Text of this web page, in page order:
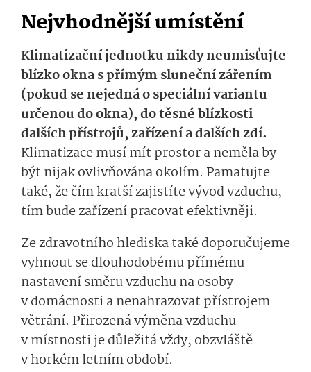
Nejvhodnější umístění
Klimatizační jednotku nikdy neumisťujte
blízko okna s přímým sluneční zářením
(pokud se nejedná o speciální variantu
určenou do okna), do těsné blízkosti
dalších přístrojů, zařízení a dalších zdí.
Klimatizace musí mít prostor a neměla by
být nijak ovlivňována okolím. Pamatujte
také, že čím kratší zajistíte vývod vzduchu,
tím bude zařízení pracovat efektivněji.
Ze zdravotního hlediska také doporučujeme
vyhnout se dlouhodobému přímému
nastavení směru vzduchu na osoby
v domácnosti a nenahrazovat přístrojem
větrání. Přirozená výměna vzduchu
v místnosti je důležitá vždy, obzvláště
v horkém letním období.